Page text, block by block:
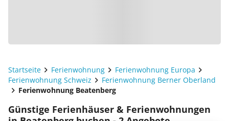
Startseite Ferienwohnung
Ferienwohnung Europa
Ferienwohnung Schweiz
Ferienwohnung Berner Oberland
Ferienwohnung Beatenberg
Günstige Ferienhäuser & Ferienwohnungen